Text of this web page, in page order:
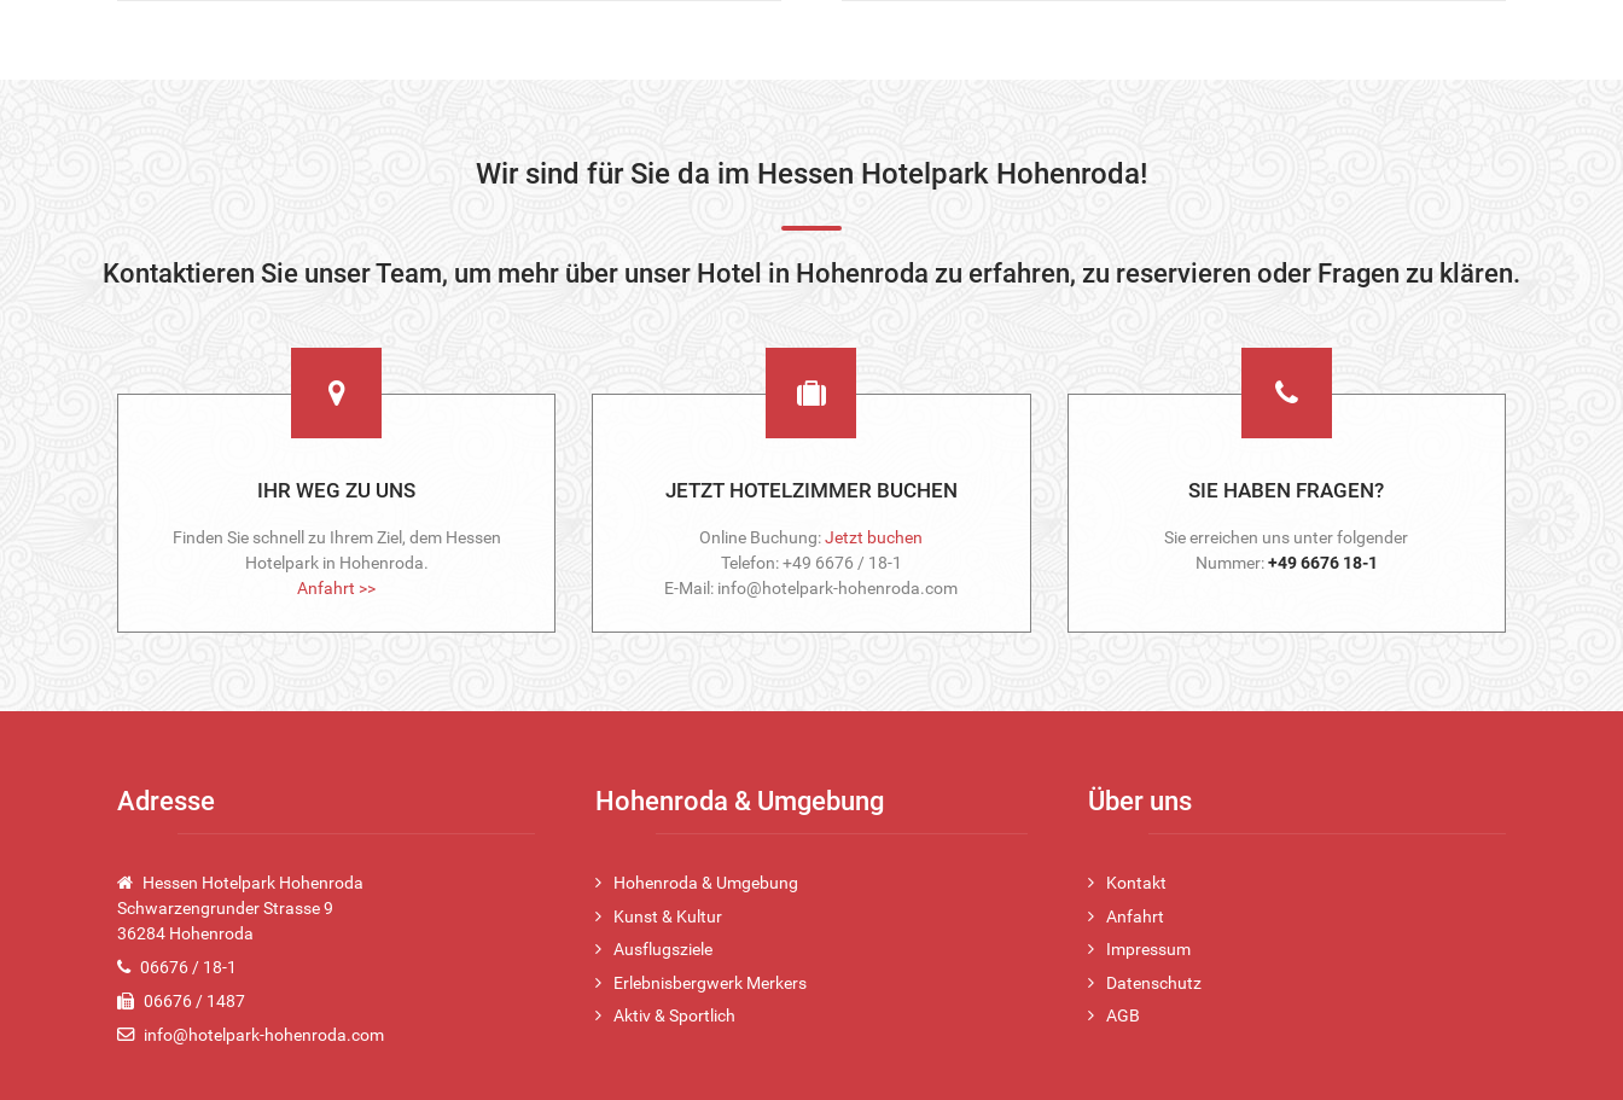
Wir sind für Sie da im Hessen Hotelpark Hohenroda!
Kontaktieren Sie unser Team, um mehr über unser Hotel in Hohenroda zu erfahren, zu reservieren oder Fragen zu klären.
IHR WEG ZU UNS
Finden Sie schnell zu Ihrem Ziel, dem Hessen
Hotelpark in Hohenroda.
Anfahrt >>
JETZT HOTELZIMMER BUCHEN
Online Buchung:Jetzt buchen
Telefon: +49 6676 / 18-1
E-Mail: info@hotelpark-hohenroda.com
SIE HABEN FRAGEN?
Sie erreichen uns unter folgender
Nummer:+49 6676 18-1
Adresse
Hessen Hotelpark Hohenroda
Schwarzengrunder Strasse 9
36284 Hohenroda
06676 / 18-1
06676 / 1487
info@hotelpark-hohenroda.com
Hohenroda & Umgebung
Hohenroda & Umgebung
Kunst & Kultur
Ausflugsziele
Erlebnisbergwerk Merkers
Aktiv & Sportlich
Über uns
Kontakt
Anfahrt
Impressum
Datenschutz
AGB